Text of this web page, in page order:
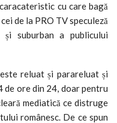
cu care bagă
de la PRO TV speculeză
suburban a publicului
reluat și parareluat și
de ore din 24, doar pentru
mediatică ce distruge
românesc. De ce spun